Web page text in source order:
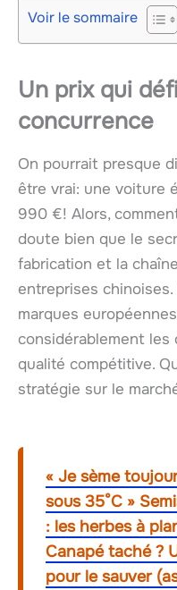
Voir le sommaire
Un prix qui
concurrence
On pourrait presque
être vrai: une voiture
990 €! Alors,
doute bien que le
fabrication et la
entreprises
marques
considérablement
qualité compétitive.
stratégie sur le
« Je sème
sous 35°C »
: les herbes à
Canapé taché ?
pour le sauver